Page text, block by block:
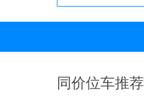
同价位车推荐